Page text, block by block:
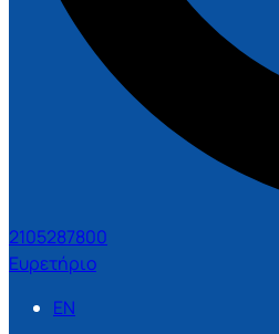
2105287800
Ευρετήριο
EN